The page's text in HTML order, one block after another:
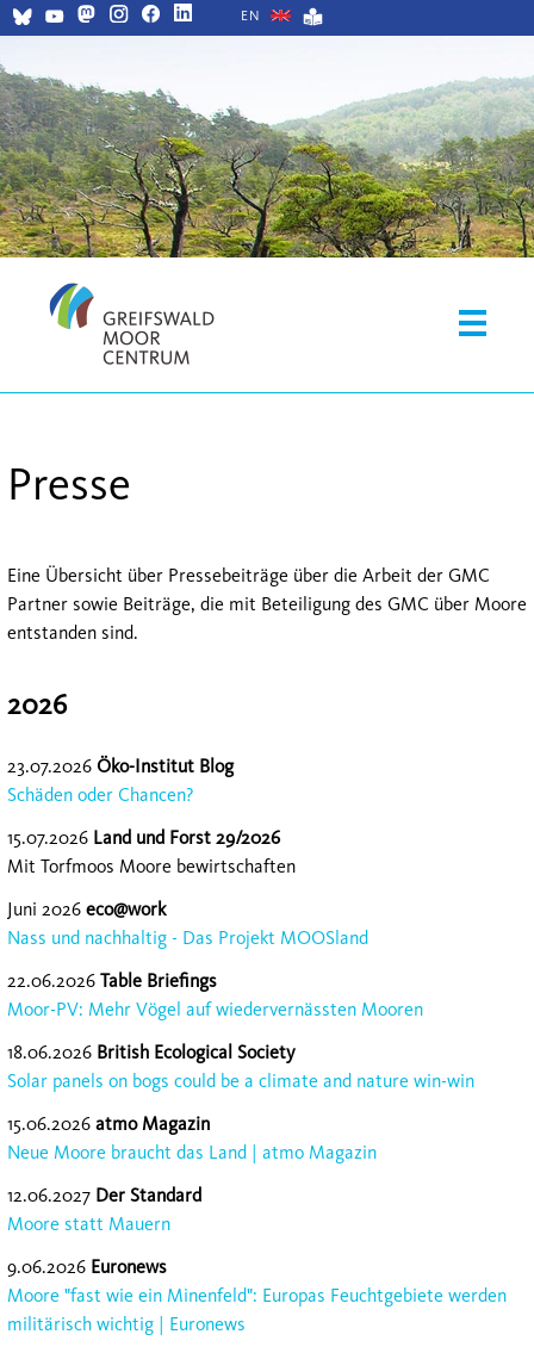
EN
Presse
Eine Übersicht über Pressebeiträge über die Arbeit der GMC
Partner sowie Beiträge, die mit Beteiligung des GMC über Moore
entstanden sind.
2026
23.07.2026 Öko-Institut Blog
Schäden oder Chancen?
15.07.2026 Land und Forst 29/2026
Mit Torfmoos Moore bewirtschaften
Juni 2026 eco@work
Nass und nachhaltig - Das Projekt MOOSland
22.06.2026 Table Briefings
Moor-PV: Mehr Vögel auf wiedervernässten Mooren
18.06.2026 British Ecological Society
Solar panels on bogs could be a climate and nature win-win
15.06.2026 atmo Magazin
Neue Moore braucht das Land | atmo Magazin
12.06.2027 Der Standard
Moore statt Mau­ern
9.06.2026 Euronews
Moore "fast wie ein Minenfeld": Europas Feuchtgebiete werden
militärisch wichtig | Euronews